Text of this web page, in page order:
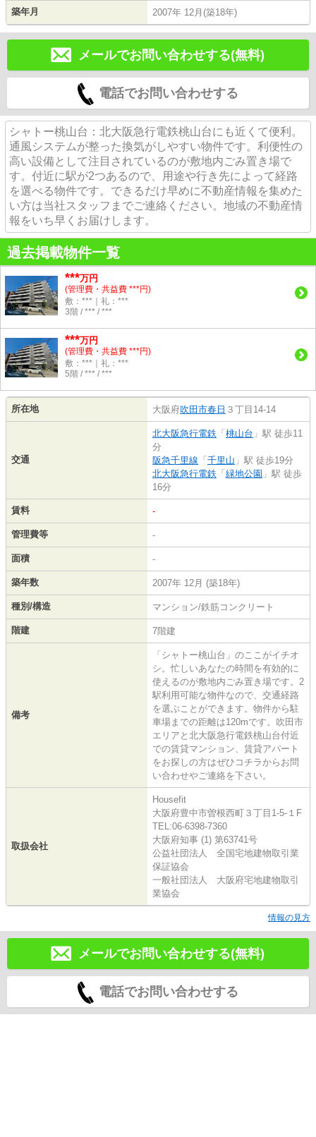
築年月 2007年 12月(築18年)
メールでお問い合わせする(無料)
電話でお問い合わせする
シャトー桃山台：北大阪急行電鉄桃山台にも近くて便利。
通風システムが整った換気がしやすい物件です。利便性の
高い設備として注目されているのが敷地内ごみ置き場で
す。付近に駅が2つあるので、用途や行き先によって経路
を選べる物件です。できるだけ早めに不動産情報を集めた
い方は当社スタッフまでご連絡ください。地域の不動産情
報をいち早くお届けします。
過去掲載物件一覧
***万円
(管理費・共益費 ***円)
敷：***｜礼：***
3階 / *** / ***
***万円
(管理費・共益費 ***円)
敷：***｜礼：***
5階 / *** / ***
所在地 大阪府吹田市春日 ３丁目14-14
交通
北大阪急行電鉄 「 桃山台 」駅 徒歩11
分
阪急千里線 「 千里山 」駅 徒歩19分
北大阪急行電鉄 「 緑地公園 」駅 徒歩
16分
賃料 -
管理費等 -
面積 -
築年数 2007年 12月 (築18年)
種別/構造 マンション/鉄筋コンクリート
階建 7階建
備考
「シャトー桃山台」のここがイチオ
シ。忙しいあなたの時間を有効的に
使えるのが敷地内ごみ置き場です。2
駅利用可能な物件なので、交通経路
を選ぶことができます。物件から駐
車場までの距離は120mです。吹田市
エリアと北大阪急行電鉄桃山台付近
での賃貸マンション、賃貸アパート
をお探しの方はぜひコチラからお問
い合わせやご連絡を下さい。
取扱会社
Housefit
大阪府豊中市曽根西町３丁目1-5-１F
TEL:06-6398-7360
大阪府知事 (1) 第63741号
公益社団法人 全国宅地建物取引業
保証協会
一般社団法人 大阪府宅地建物取引
業協会
情報の見方
メールでお問い合わせする(無料)
電話でお問い合わせする